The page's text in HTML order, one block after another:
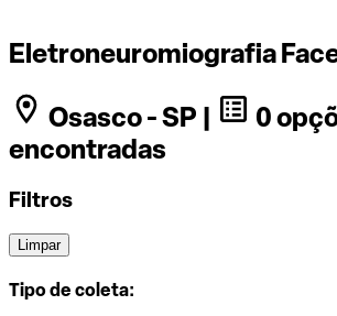
Eletroneuromiografia
Osasco - SP |
0
encontradas
Filtros
Limpar
Tipo de coleta: